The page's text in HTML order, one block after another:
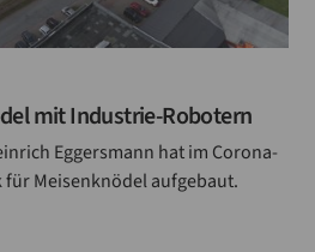
mit Industrie-Robotern
Eggersmann hat im Corona-
Meisenknödel aufgebaut.